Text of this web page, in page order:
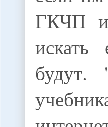
ГКЧП
будут.